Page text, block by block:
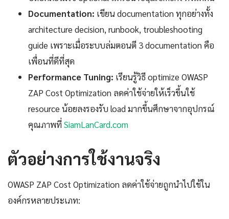
Documentation: เขียน documentation ทุกอย่างทั้ง
architecture decision, runbook, troubleshooting
guide เพราะเมื่อระบบล่มตอนตี 3 documentation คือ
เพื่อนที่ดีที่สุด
Performance Tuning: เรียนรู้วิธี optimize OWASP
ZAP Cost Optimization ลดค่าใช้จ่ายให้เร็วขึ้นใช้
resource น้อยลงรองรับ load มากขึ้นศึกษาจากอุปกรณ์
คุณภาพที่SiamLanCard.com
ตัวอย่างการใช้งานจริง
OWASP ZAP Cost Optimization ลดค่าใช้จ่ายถูกนำไปใช้ใน
องค์กรหลายประเภท: